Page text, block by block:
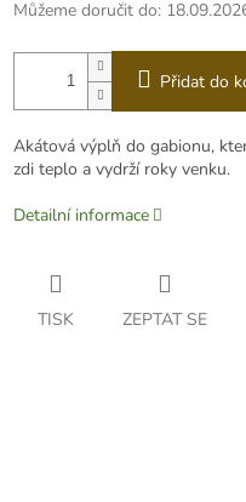
Můžeme doručit do:
Přidat do
Akátová výplň do gabionu,
zdi teplo a vydrží roky venku.
Detailní informace
TISK ZEPTAT SE